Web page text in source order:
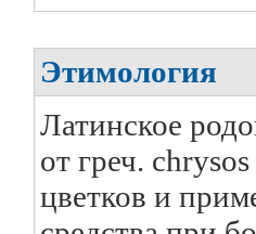
Этимология
Латинское
от греч.
цветков и